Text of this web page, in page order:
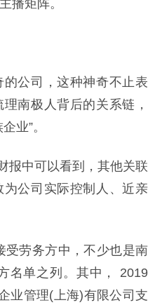
播矩阵。
公司，这种神奇不止表
南极人背后的关系链，
业”。
报中可以看到，其他关联
公司实际控制人、近亲
受劳务方中，不少也是南
名单之列。其中， 2019
业管理(上海)有限公司支